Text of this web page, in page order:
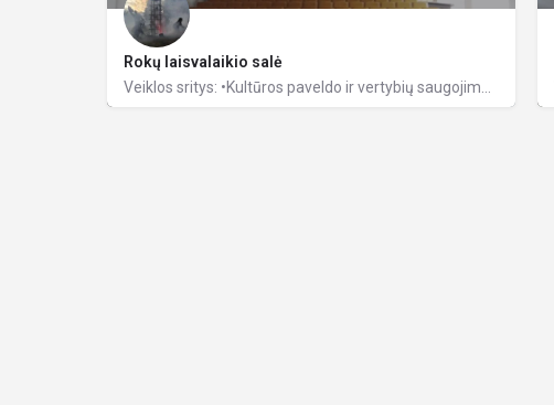
Rokų laisvalaikio salė
Veiklos sritys: •Kultūros paveldo ir vertybių saugojimas; •Kultūrinių paslaugų organizavimas; •Mėgėjų…